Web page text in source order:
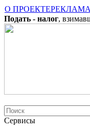
О ПРОЕКТЕРЕКЛАМА
Подать - налог,
Сервисы